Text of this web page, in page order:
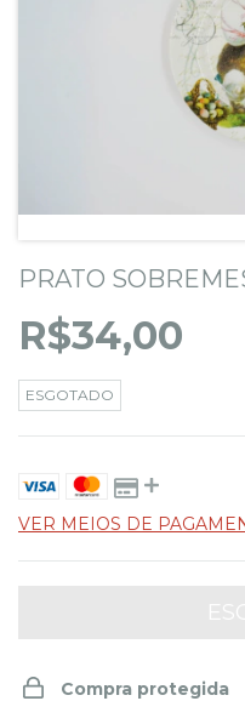
PRATO
R$34,00
ESGOTADO
VER MEIOS DE
Compra protegida